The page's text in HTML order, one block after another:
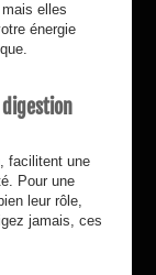
elles
énergie
facilitent une
Pour une
leur rôle,
jamais, ces